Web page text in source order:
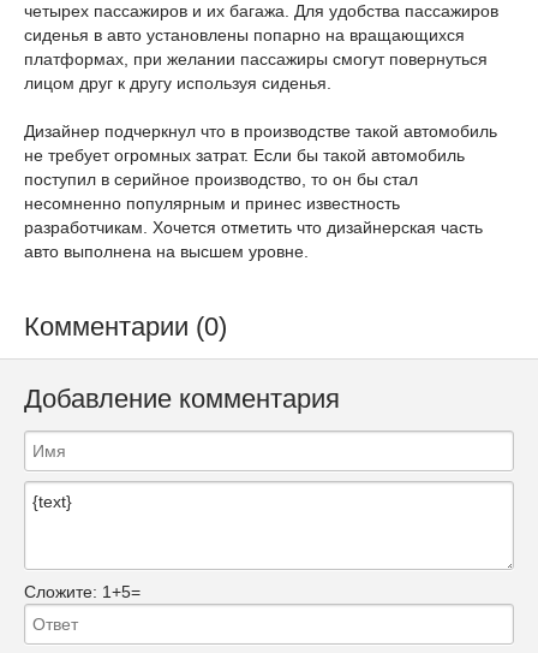
четырех пассажиров и их багажа. Для удобства пассажиров
сиденья в авто установлены попарно на вращающихся
платформах, при желании пассажиры смогут повернуться
лицом друг к другу используя сиденья.
Дизайнер подчеркнул что в производстве такой автомобиль
не требует огромных затрат. Если бы такой автомобиль
поступил в серийное производство, то он бы стал
несомненно популярным и принес известность
разработчикам. Хочется отметить что дизайнерская часть
авто выполнена на высшем уровне.
Комментарии (0)
Добавление комментария
Сложите: 1+5=